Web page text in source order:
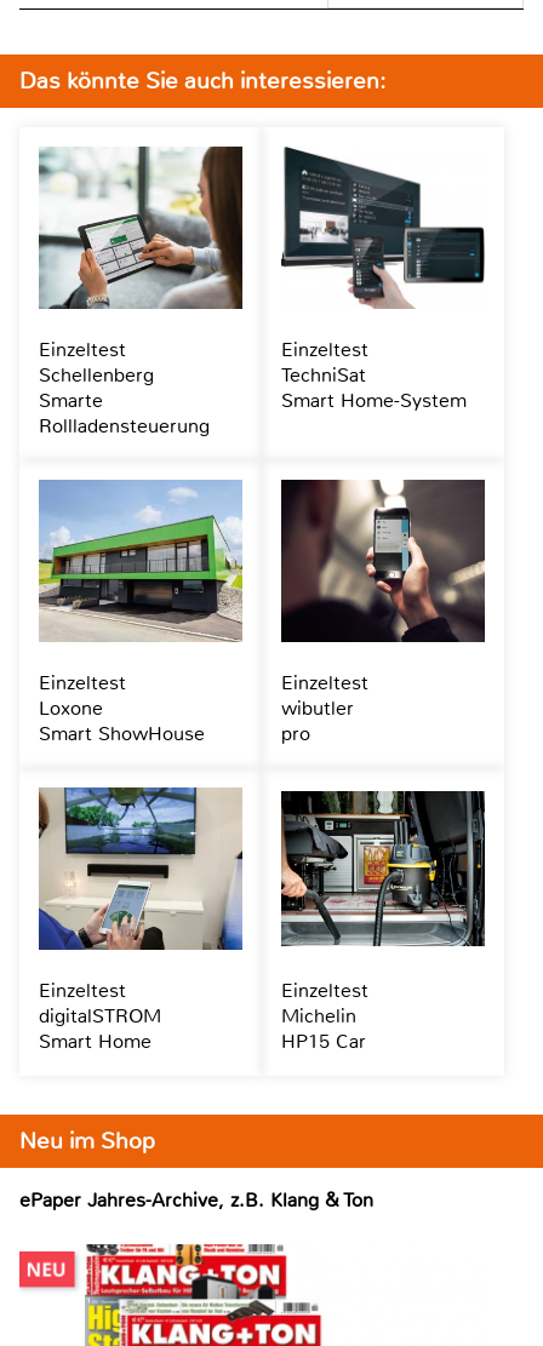
Neu im Shop
ePaper Jahres-Archive, z.B. Klang & Ton
Das könnte Sie auch interessieren:
Einzeltest
Schellenberg
Smarte
Rollladensteuerung
Einzeltest
TechniSat
Smart Home-System
Einzeltest
Loxone
Smart ShowHouse
Einzeltest
wibutler
pro
Einzeltest
digitalSTROM
Smart Home
Einzeltest
Michelin
HP15 Car